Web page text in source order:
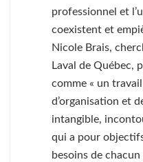
professionnel et
coexistent et
Nicole Brais,
Laval de Québec,
comme « un
d’organisation et
intangible,
qui a pour
besoins de